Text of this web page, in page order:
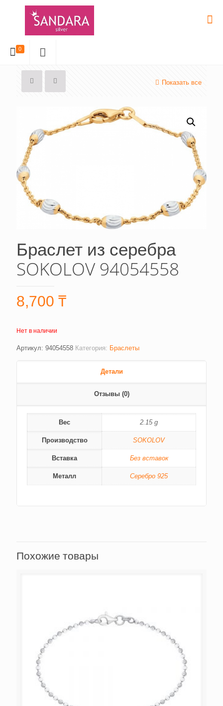
0
Показать все
Браслет из серебра
SOKOLOV 94054558
8,700 ₸
Нет в наличии
Артикул: 94054558 Категория: Браслеты
Детали
Отзывы (0)
Вес 2.15 g
Производство SOKOLOV
Вставка Без вставок
Металл Серебро 925
Похожие товары